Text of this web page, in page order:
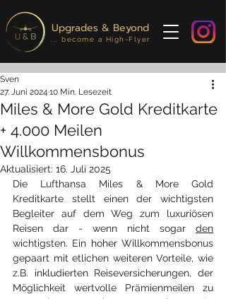
Upgrades & Beyond
... become a High-Flyer
Miles & More Gold Kreditkarte
+ 4.000 Meilen
Willkommensbonus
Sven
27. Juni 2024 10 Min. Lesezeit
Aktualisiert: 16. Juli 2025
Die Lufthansa Miles & More Gold
Kreditkarte stellt einen der wichtigsten
Begleiter auf dem Weg zum luxuriösen
Reisen dar - wenn nicht sogar den
wichtigsten. Ein hoher Willkommensbonus
gepaart mit etlichen weiteren Vorteile, wie
z.B. inkludierten Reiseversicherungen, der
Möglichkeit wertvolle Prämienmeilen zu